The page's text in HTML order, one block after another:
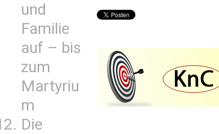
und
Familie
auf – bis
zum
Martyriu
m
Die